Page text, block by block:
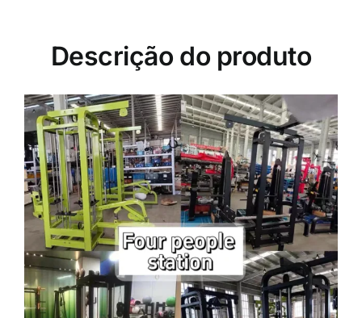
Descrição do produto